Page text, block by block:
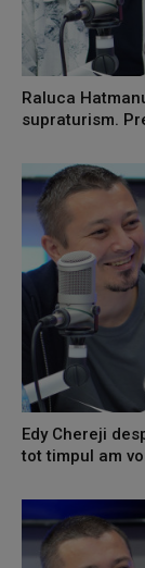
Raluca
supraturism.
Edy Chereji
tot timpul am